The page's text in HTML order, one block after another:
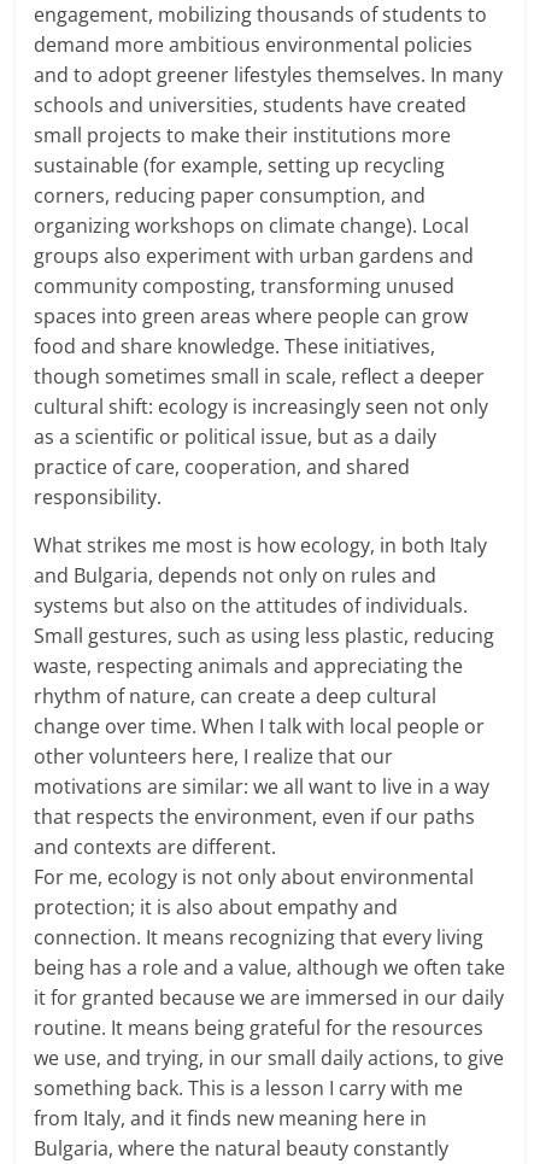
engagement, mobilizing thousands of students to
demand more ambitious environmental policies
and to adopt greener lifestyles themselves. In many
schools and universities, students have created
small projects to make their institutions more
sustainable (for example, setting up recycling
corners, reducing paper consumption, and
organizing workshops on climate change). Local
groups also experiment with urban gardens and
community composting, transforming unused
spaces into green areas where people can grow
food and share knowledge. These initiatives,
though sometimes small in scale, reflect a deeper
cultural shift: ecology is increasingly seen not only
as a scientific or political issue, but as a daily
practice of care, cooperation, and shared
responsibility.
What strikes me most is how ecology, in both Italy
and Bulgaria, depends not only on rules and
systems but also on the attitudes of individuals.
Small gestures, such as using less plastic, reducing
waste, respecting animals and appreciating the
rhythm of nature, can create a deep cultural
change over time. When I talk with local people or
other volunteers here, I realize that our
motivations are similar: we all want to live in a way
that respects the environment, even if our paths
and contexts are different.
For me, ecology is not only about environmental
protection; it is also about empathy and
connection. It means recognizing that every living
being has a role and a value, although we often take
it for granted because we are immersed in our daily
routine. It means being grateful for the resources
we use, and trying, in our small daily actions, to give
something back. This is a lesson I carry with me
from Italy, and it finds new meaning here in
Bulgaria, where the natural beauty constantly